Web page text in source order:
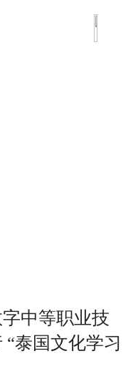
中等职业技
泰国文化学习